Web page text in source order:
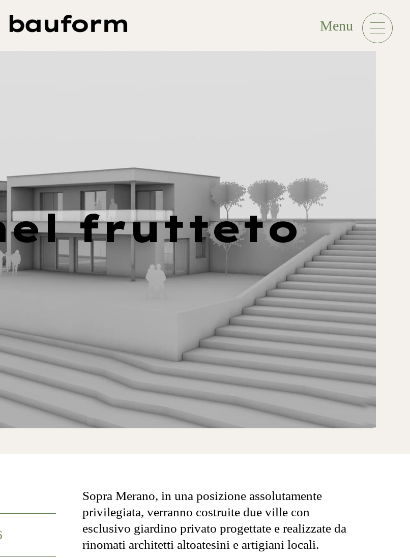
Menu
frutteto
Sopra Merano, in una posizione assolutamente
privilegiata, verranno costruite due ville con
esclusivo giardino privato progettate e realizzate da
rinomati architetti altoatesini e artigiani locali.